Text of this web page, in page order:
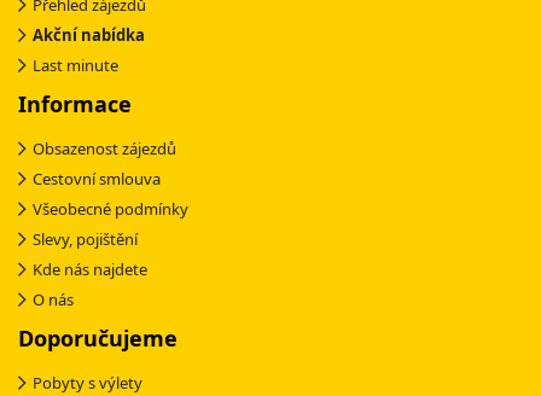
Přehled zájezdů
Akční nabídka
Last minute
Informace
Obsazenost zájezdů
Cestovní smlouva
Všeobecné podmínky
Slevy, pojištění
Kde nás najdete
O nás
Doporučujeme
Pobyty s výlety